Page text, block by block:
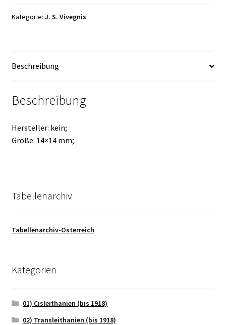
Kategorie: J. S. Vivegnis
Beschreibung
Beschreibung
Hersteller: kein;
Größe: 14×14 mm;
Tabellenarchiv
Tabellenarchiv-Österreich
Kategorien
01) Cisleithanien (bis 1918)
02) Transleithanien (bis 1918)